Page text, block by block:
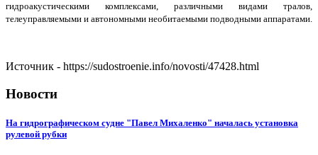
гидроакустическими комплексами, различными видами тралов,
телеуправляемыми и автономными необитаемыми подводными аппаратами.
Источник - https://sudostroenie.info/novosti/47428.html
Новости
На гидрографическом судне "Павел Михаленко" началась установка
рулевой рубки